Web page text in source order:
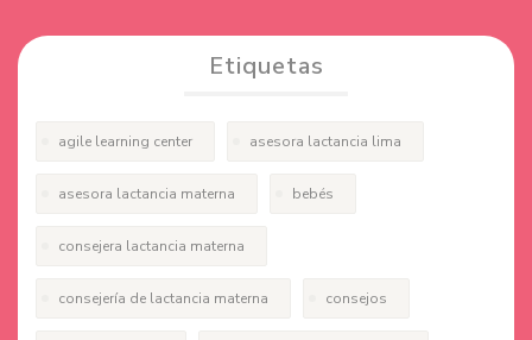
Etiquetas
agile learning center asesora lactancia lima
asesora lactancia materna bebés
consejera lactancia materna
consejería de lactancia materna consejos